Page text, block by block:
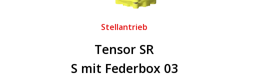
Stellantrieb
Tensor SR
S mit Federbox 03